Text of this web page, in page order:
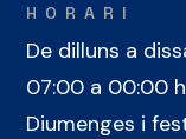
HORARI
De dilluns a
07:00 a 00:00
Diumenges i